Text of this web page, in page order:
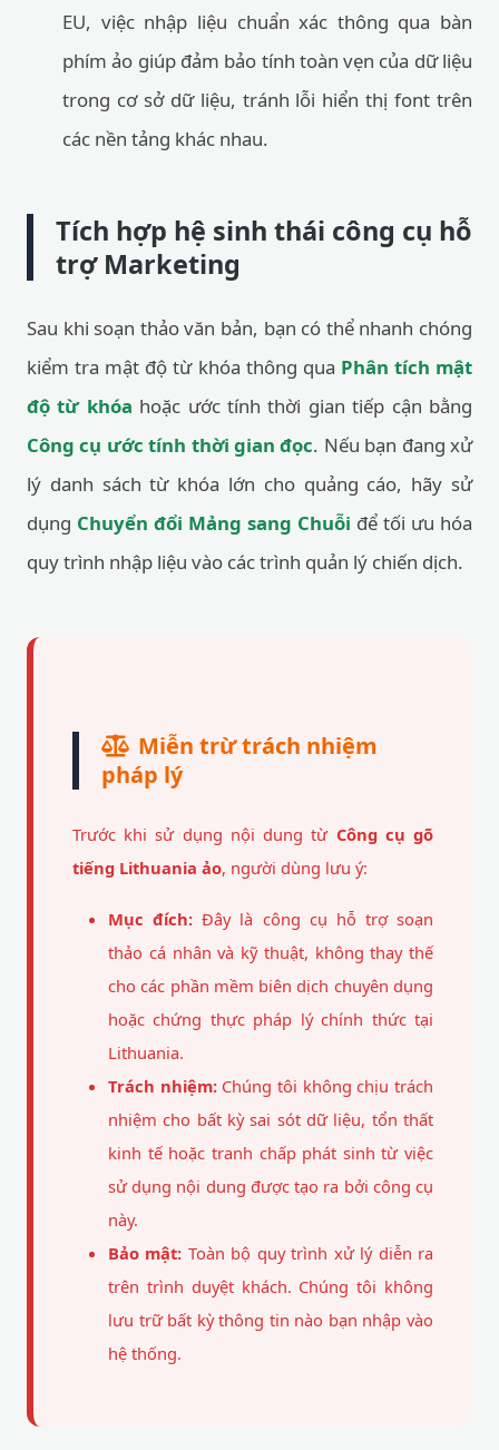
EU, việc nhập liệu chuẩn xác thông qua bàn
phím ảo giúp đảm bảo tính toàn vẹn của dữ liệu
trong cơ sở dữ liệu, tránh lỗi hiển thị font trên
các nền tảng khác nhau.
Tích hợp hệ sinh thái công cụ hỗ
trợ Marketing
Sau khi soạn thảo văn bản, bạn có thể nhanh chóng
kiểm tra mật độ từ khóa thông qua Phân tích mật
độ từ khóa hoặc ước tính thời gian tiếp cận bằng
Công cụ ước tính thời gian đọc. Nếu bạn đang xử
lý danh sách từ khóa lớn cho quảng cáo, hãy sử
dụng Chuyển đổi Mảng sang Chuỗi để tối ưu hóa
quy trình nhập liệu vào các trình quản lý chiến dịch.
Miễn trừ trách nhiệm
pháp lý
Trước khi sử dụng nội dung từ Công cụ gõ
tiếng Lithuania ảo, người dùng lưu ý:
Mục đích: Đây là công cụ hỗ trợ soạn
thảo cá nhân và kỹ thuật, không thay thế
cho các phần mềm biên dịch chuyên dụng
hoặc chứng thực pháp lý chính thức tại
Lithuania.
Trách nhiệm:Chúng tôi không chịu trách
nhiệm cho bất kỳ sai sót dữ liệu, tổn thất
kinh tế hoặc tranh chấp phát sinh từ việc
sử dụng nội dung được tạo ra bởi công cụ
này.
Bảo mật: Toàn bộ quy trình xử lý diễn ra
trên trình duyệt khách. Chúng tôi không
lưu trữ bất kỳ thông tin nào bạn nhập vào
hệ thống.